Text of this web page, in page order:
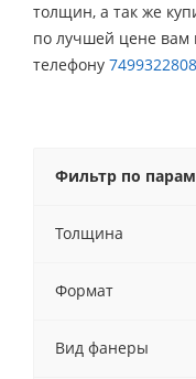
толщин, а так же
по лучшей цене
телефону
Фильтр по
Толщина
Формат
Вид фанеры